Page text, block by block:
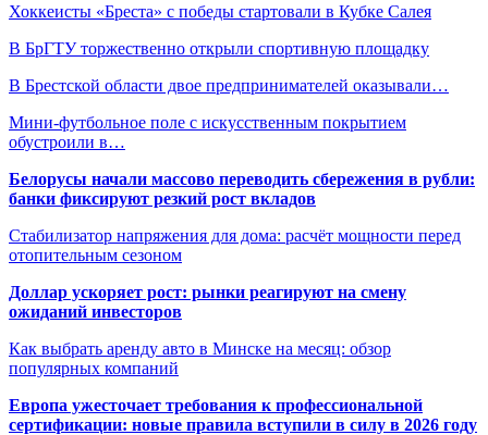
Хоккеисты «Бреста» с победы стартовали в Кубке Салея
В БрГТУ торжественно открыли спортивную площадку
В Брестской области двое предпринимателей оказывали…
Мини-футбольное поле с искусственным покрытием
обустроили в…
Белорусы начали массово переводить сбережения в рубли:
банки фиксируют резкий рост вкладов
Стабилизатор напряжения для дома: расчёт мощности перед
отопительным сезоном
Доллар ускоряет рост: рынки реагируют на смену
ожиданий инвесторов
Как выбрать аренду авто в Минске на месяц: обзор
популярных компаний
Европа ужесточает требования к профессиональной
сертификации: новые правила вступили в силу в 2026 году